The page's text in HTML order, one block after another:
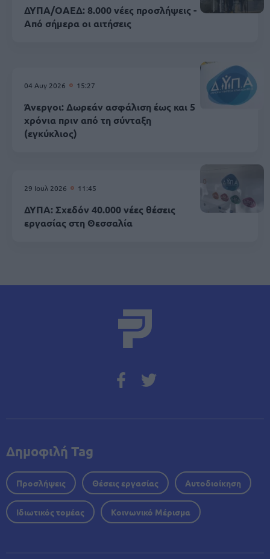
ΔΥΠΑ/ΟΑΕΔ: 8.000 νέες προσλήψεις -
Από σήμερα οι αιτήσεις
04 Αυγ 2026 15:27
Άνεργοι: Δωρεάν ασφάλιση έως και 5
χρόνια πριν από τη σύνταξη
(εγκύκλιος)
29 Ιουλ 2026 11:45
ΔΥΠΑ: Σχεδόν 40.000 νέες θέσεις
εργασίας στη Θεσσαλία
Δημοφιλή Tag
Προσλήψεις Θέσεις εργασίας Αυτοδιοίκηση
Ιδιωτικός τομέας Κοινωνικό Μέρισμα